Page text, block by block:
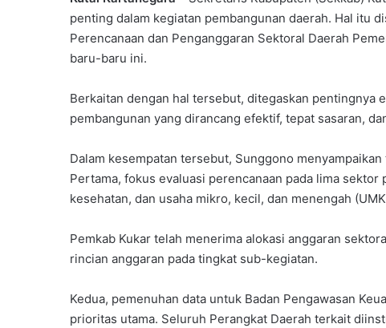
penting dalam kegiatan pembangunan daerah. Hal itu
Perencanaan dan Penganggaran Sektoral Daerah
baru-baru ini.
Berkaitan dengan hal tersebut, ditegaskan pentingnya
pembangunan yang dirancang efektif, tepat sasaran,
Dalam kesempatan tersebut, Sunggono
Pertama, fokus evaluasi perencanaan pada lima
kesehatan, dan usaha mikro, kecil, dan menengah
Pemkab Kukar telah menerima alokasi anggaran
rincian anggaran pada tingkat sub-kegiatan.
Kedua, pemenuhan data untuk Badan Pengawasan
prioritas utama. Seluruh Perangkat Daerah terkait